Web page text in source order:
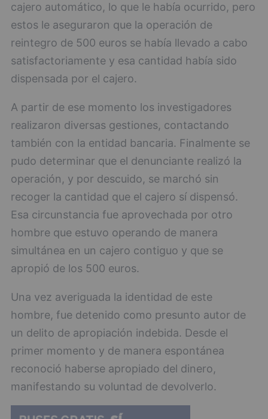
cajero automático, lo que le había ocurrido, pero
estos le aseguraron que la operación de
reintegro de 500 euros se había llevado a cabo
satisfactoriamente y esa cantidad había sido
dispensada por el cajero.
A partir de ese momento los investigadores
realizaron diversas gestiones, contactando
también con la entidad bancaria. Finalmente se
pudo determinar que el denunciante realizó la
operación, y por descuido, se marchó sin
recoger la cantidad que el cajero sí dispensó.
Esa circunstancia fue aprovechada por otro
hombre que estuvo operando de manera
simultánea en un cajero contiguo y que se
apropió de los 500 euros.
Una vez averiguada la identidad de este
hombre, fue detenido como presunto autor de
un delito de apropiación indebida. Desde el
primer momento y de manera espontánea
reconoció haberse apropiado del dinero,
manifestando su voluntad de devolverlo.